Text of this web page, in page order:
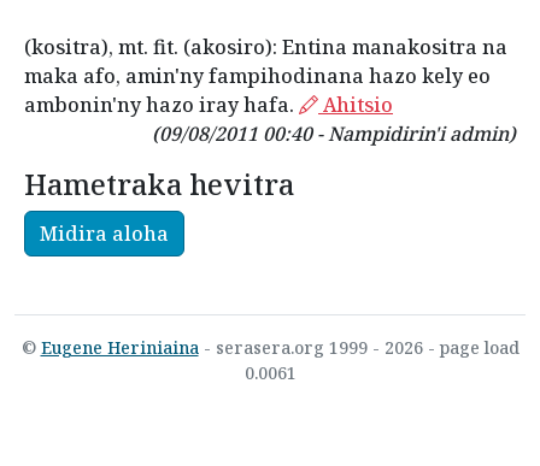
(kositra), mt. fit. (akosiro): Entina manakositra na
maka afo, amin'ny fampihodinana hazo kely eo
ambonin'ny hazo iray hafa.
Ahitsio
(09/08/2011 00:40 - Nampidirin'i admin)
Hametraka hevitra
Midira aloha
© Eugene Heriniaina- serasera.org 1999 - 2026 - page load
0.0061